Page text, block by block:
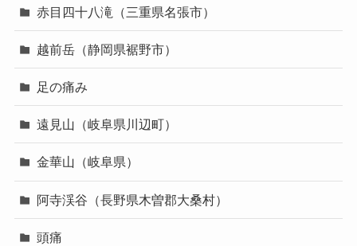
赤目四十八滝（三重県名張市）
越前岳（静岡県裾野市）
足の痛み
遠見山（岐阜県川辺町）
金華山（岐阜県）
阿寺渓谷（長野県木曽郡大桑村）
頭痛